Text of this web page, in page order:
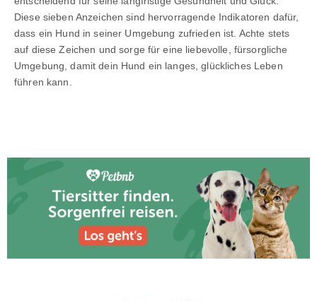
Diese sieben Anzeichen sind hervorragende Indikatoren dafür,
dass ein Hund in seiner Umgebung zufrieden ist. Achte stets
auf diese Zeichen und sorge für eine liebevolle, fürsorgliche
Umgebung, damit dein Hund ein langes, glückliches Leben
führen kann.